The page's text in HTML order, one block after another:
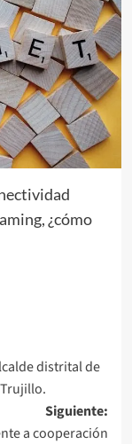
¿cómo
distrital de
Siguiente:
a cooperación